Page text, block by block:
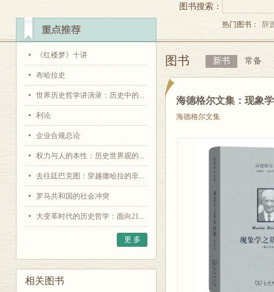
《红楼梦》十讲
布哈拉史
世界历史哲学讲演录：历史中的...
利论
企业合规总论
权力与人的本性：历史世界观的...
去往廷巴克图：穿越撒哈拉的非...
罗马共和国的社会冲突
大变革时代的历史哲学：面向21...
更 多
相关图书
图书搜索：
热门图书： 辞
图书 新书 常备
海德格尔文集：现象
海德格尔文集